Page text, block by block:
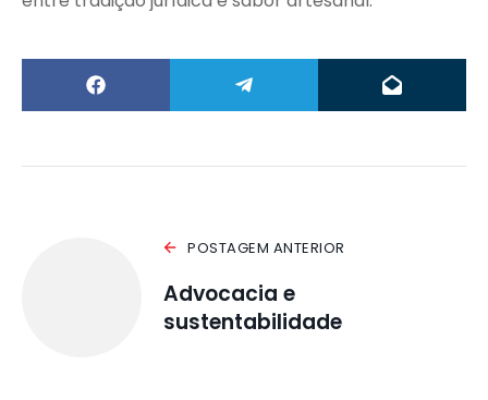
POSTAGEM ANTERIOR
Advocacia e
sustentabilidade